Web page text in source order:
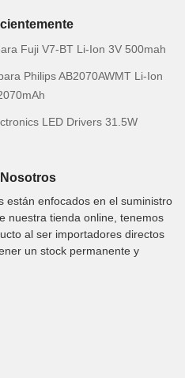
Fuji V7-BT Li-Ion 3V 500mah
Philips AB2070AWMT Li-Ion
LED Drivers 31.5W
están enfocados en el suministro
nuestra tienda online, tenemos
al ser importadores directos
un stock permanente y